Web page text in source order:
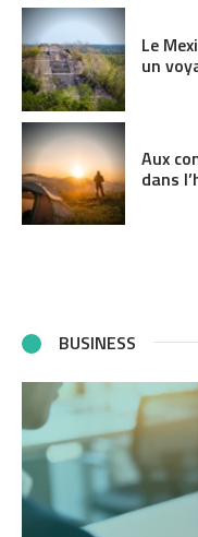
Le
un
Aux
dans
BUSINESS